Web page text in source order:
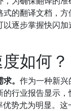
的翻译文档，方
逐步掌握快闪
如何？
。 作为一种新
行业报告显示
势尤为明显。